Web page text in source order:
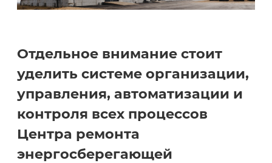
Отдельное внимание стоит
уделить системе организации,
управления, автоматизации и
контроля всех процессов
Центра ремонта
энергосберегающей